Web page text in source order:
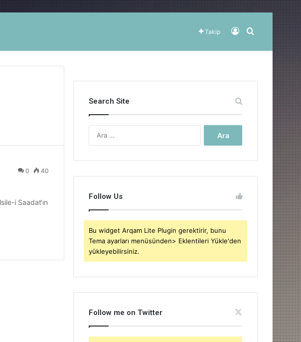
Takip Kayıt OlArama yap
0 40
i Saadat‘ın
Search Site
Follow Us
Bu widget Arqam Lite Plugin gerektirir, bunu
Tema ayarları menüsünden> Eklentileri Yükle'den
yükleyebilirsiniz.
Follow me on Twitter